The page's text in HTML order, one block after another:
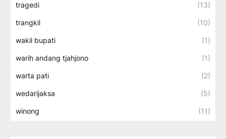
tragedi (13)
trangkil (10)
wakil bupati (1)
warih andang tjahjono (1)
warta pati (2)
wedarijaksa (5)
winong (11)